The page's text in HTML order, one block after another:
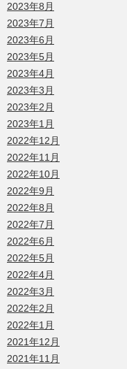
2023年8月
2023年7月
2023年6月
2023年5月
2023年4月
2023年3月
2023年2月
2023年1月
2022年12月
2022年11月
2022年10月
2022年9月
2022年8月
2022年7月
2022年6月
2022年5月
2022年4月
2022年3月
2022年2月
2022年1月
2021年12月
2021年11月